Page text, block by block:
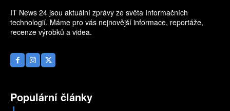
IT News 24 jsou aktuální zprávy ze světa Informačních
technologií. Máme pro vás nejnovější informace, reportáže,
recenze výrobků a videa.
Populární články